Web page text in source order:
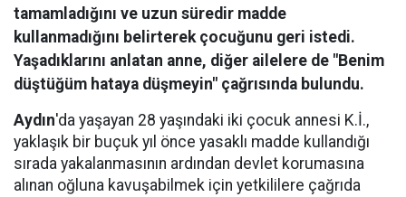
tamamladığını ve uzun süredir madde
kullanmadığını belirterek çocuğunu geri istedi.
Yaşadıklarını anlatan anne, diğer ailelere de "Benim
düştüğüm hataya düşmeyin" çağrısında bulundu.
Aydın'da yaşayan 28 yaşındaki iki çocuk annesi K.İ.,
yaklaşık bir buçuk yıl önce yasaklı madde kullandığı
sırada yakalanmasının ardından devlet korumasına
alınan oğluna kavuşabilmek için yetkililere çağrıda